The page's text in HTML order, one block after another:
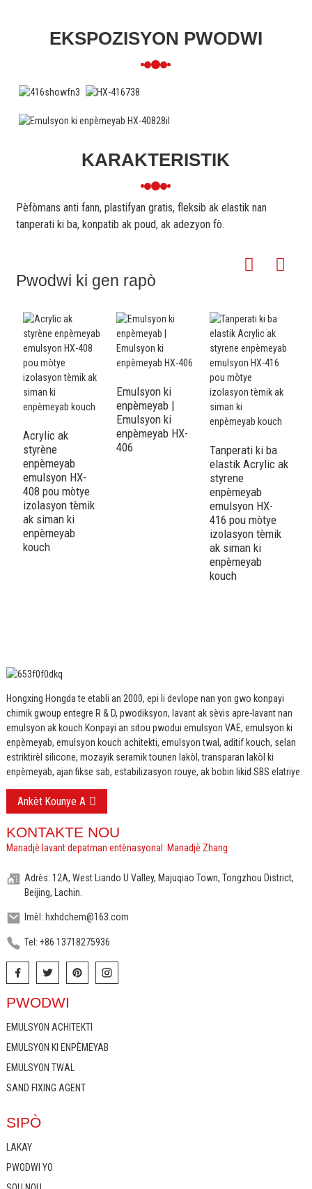
EKSPOZISYON PWODWI
KARAKTERISTIK
Pèfòmans anti fann, plastifyan gratis, fleksib ak elastik nan
tanperati ki ba, konpatib ak poud, ak adezyon fò.
Pwodwi ki gen rapò
Acrylic ak
styrène
enpèmeyab
emulsyon HX-
408 pou mòtye
izolasyon tèmik
ak siman ki
enpèmeyab
kouch
Emulsyon ki
enpèmeyab |
Emulsyon ki
enpèmeyab HX-
406
Tanperati ki ba
elastik Acrylic ak
styrene
enpèmeyab
emulsyon HX-
416 pou mòtye
izolasyon tèmik
ak siman ki
enpèmeyab
kouch
Hongxing Hongda te etabli an 2000, epi li devlope nan yon gwo konpayi
chimik gwoup entegre R & D, pwodiksyon, lavant ak sèvis apre-lavant nan
emulsyon ak kouch. Konpayi an sitou pwodui emulsyon VAE, emulsyon ki
enpèmeyab, emulsyon kouch achitekti, emulsyon twal, aditif kouch, selan
estriktirèl silicone, mozayik seramik tounen lakòl, transparan lakòl ki
enpèmeyab, ajan fikse sab, estabilizasyon rouye, ak bobin likid SBS elatriye.
Ankèt Kounye A
KONTAKTE NOU
Manadjè lavant depatman entènasyonal: Manadjè Zhang
Adrès: 12A, West Liando U Valley, Majuqiao Town, Tongzhou District,
Beijing, Lachin.
Imèl: hxhdchem@163.com
Tel: +86 13718275936
PWODWI
EMULSYON ACHITEKTI
EMULSYON KI ENPÈMEYAB
EMULSYON TWAL
SAND FIXING AGENT
SIPÒ
LAKAY
PWODWI YO